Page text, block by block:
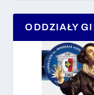
ODDZIAŁY